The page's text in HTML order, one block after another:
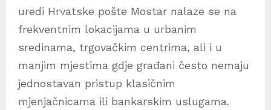
uredi Hrvatske pošte Mostar nalaze se na
frekventnim lokacijama u urbanim
sredinama, trgovačkim centrima, ali i u
manjim mjestima gdje građani često nemaju
jednostavan pristup klasičnim
mjenjačnicama ili bankarskim uslugama.